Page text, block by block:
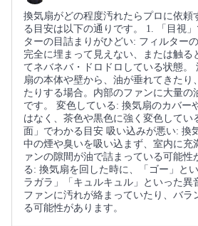
換気扇がどの程度汚れたらプロに依頼
る目安は以下の通りです。 1. 「目視
ターの目詰まりがひどい: フィルター
完全に埋まって見えない、または触る
てネバネバ・ドロドロしている状態。
扇の本体や壁から、油が垂れてきたり
たりする場合。内部のファンに大量の
です。 変色している: 換気扇のカバー
はなく、茶色や黒色に強く変色してい
面」でわかる目安 吸い込みが悪い: 換
中の煙や臭いを吸い込まず、室内に充
ァンの隙間が油で詰まっている可能性
る: 換気扇を回した時に、「ゴー」と
ラガラ」「キュルキュル」といった異
ファンに汚れが絡まっていたり、バラ
る可能性があります。